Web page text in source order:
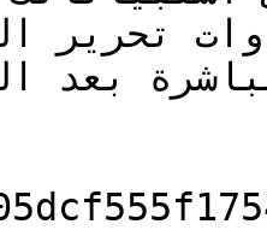
بعد